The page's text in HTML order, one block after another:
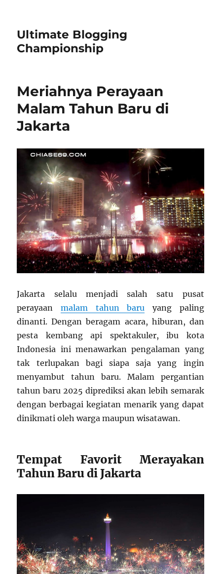
Ultimate Blogging
Championship
Meriahnya Perayaan
Malam Tahun Baru di
Jakarta
Jakarta selalu menjadi salah satu pusat
perayaanmalam tahun baru yang paling
dinanti. Dengan beragam acara, hiburan, dan
pesta kembang api spektakuler, ibu kota
Indonesia ini menawarkan pengalaman yang
tak terlupakan bagi siapa saja yang ingin
menyambut tahun baru. Malam pergantian
tahun baru 2025 diprediksi akan lebih semarak
dengan berbagai kegiatan menarik yang dapat
dinikmati oleh warga maupun wisatawan.
Tempat Favorit Merayakan
Tahun Baru di Jakarta